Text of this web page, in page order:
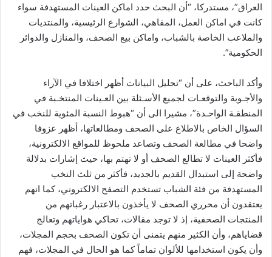
العراق”، مستدركا، “أن البحث حدد اماكن العينات المستهدفة سواء
كانت في اماكن العمل، المقاهي، الشوارع الرئيسية، والمنتديات
والملاعب الخاصة بالشباب، واماكن بيع الصحف، والمنازل والدوائر
الحكومية”.
وأكد الباحث، على أن “تحليل البيانات أظهر اختلافا في الآراء
والأجـوبة والتوقعـات لجميع الأسـئلة بين العـينات المنتخـبة في
المنطقـة الواحـدة”، مشيرا الى أن “هبوط النسبة المئوية للنخب في
السؤال الخاص بالاطلاع على الصحف ومطالعاتها، أظهر عزوفا
واضحا في مطالعة الصحف وتصاعد ملحوظ للمواقع الالكترونية،
فأكثر العينات لا تطالع الصحف أو لا تهتم بها، حيث إشارات بدلالة
واضحة إلى استبدال القديم بالجديد، فأكثر من ثلث النخب
المستهدفة من فئة الشباب تستخدم التصفح الالكتروني، كما انهم
يعتقدون أن محرري الصحف لا يأخذون بالاعتبار رغباتهم من
المنتجات الصحفية، إذ لا توجد مقالات، تحاكي هواياتهم وتعالج
قضاياهم، وأن الكثير منهم يتمنى أن تكون الصحف بحجم المجلات،
وأن يكون استخدامها للألوان تماماً كما هو الحال في المجلات، فهم